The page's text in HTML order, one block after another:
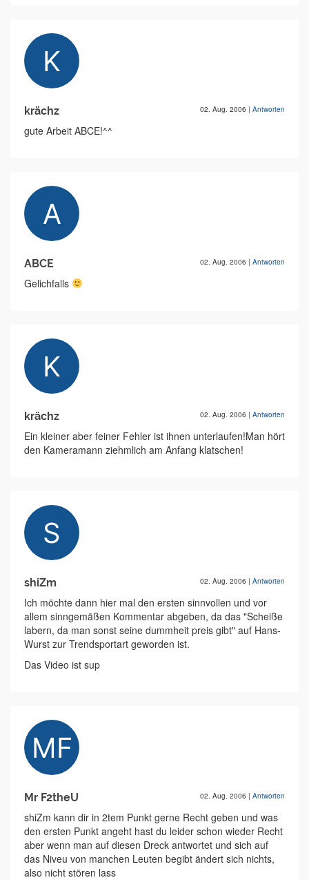
krächz 02. Aug. 2006 | Antworten
gute Arbeit ABCE!^^
ABCE 02. Aug. 2006 | Antworten
Gelichfalls
krächz 02. Aug. 2006 | Antworten
Ein kleiner aber feiner Fehler ist ihnen unterlaufen!Man hört
den Kameramann ziehmlich am Anfang klatschen!
shiZm 02. Aug. 2006 | Antworten
Ich möchte dann hier mal den ersten sinnvollen und vor
allem sinngemäßen Kommentar abgeben, da das "Scheiße
labern, da man sonst seine dummheit preis gibt" auf Hans-
Wurst zur Trendsportart geworden ist.
Das Video ist sup
Mr F2theU 02. Aug. 2006 | Antworten
shiZm kann dir in 2tem Punkt gerne Recht geben und was
den ersten Punkt angeht hast du leider schon wieder Recht
aber wenn man auf diesen Dreck antwortet und sich auf
das Niveu von manchen Leuten begibt ändert sich nichts,
also nicht stören lass